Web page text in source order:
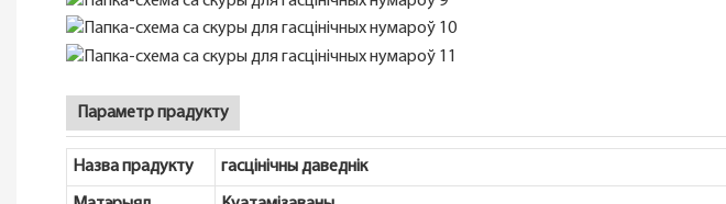
Параметр прадукту
Назва прадукту гасцінічны даведнік